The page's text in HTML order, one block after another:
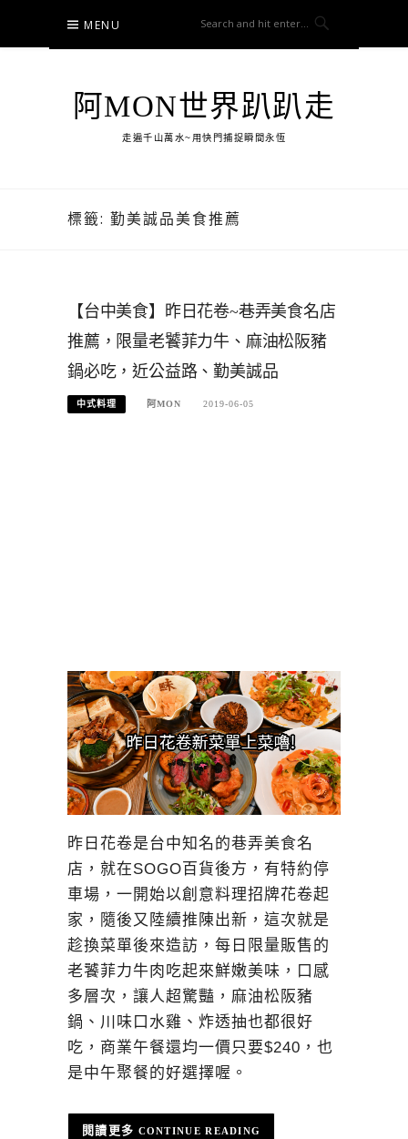
content
MENU
阿MON世界趴趴走
走遍千山萬水~用快門捕捉瞬間永恆
標籤: 勤美誠品美食推薦
【台中美食】昨日花卷~巷弄美食名店
推薦，限量老饕菲力牛、麻油松阪豬
鍋必吃，近公益路、勤美誠品
中式料理 阿MON 2019-06-05
昨日花卷是台中知名的巷弄美食名
店，就在SOGO百貨後方，有特約停
車場，一開始以創意料理招牌花卷起
家，隨後又陸續推陳出新，這次就是
趁換菜單後來造訪，每日限量販售的
老饕菲力牛肉吃起來鮮嫩美味，口感
多層次，讓人超驚豔，麻油松阪豬
鍋、川味口水雞、炸透抽也都很好
吃，商業午餐還均一價只要$240，也
是中午聚餐的好選擇喔。
CONTINUE READING